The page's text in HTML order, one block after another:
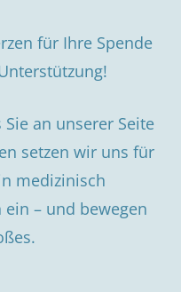
für Ihre Spende
an unserer Seite
setzen wir uns für
medizinisch
– und bewegen